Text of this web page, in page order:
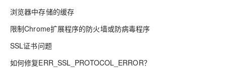
浏览器中存储的缓存
限制Chrome扩展程序的防火墙或防病毒程序
SSL证书问题
如何修复ERR_SSL_PROTOCOL_ERROR？